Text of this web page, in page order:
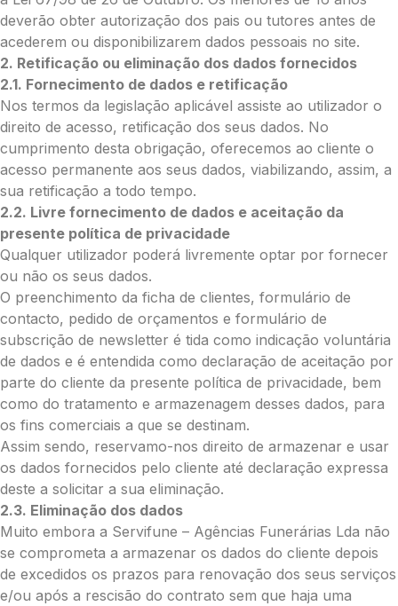
O que deseja enviar?
Ramo de Flores
Palma
Cruz
Coração
Ramo de Flores:
Opção 1 (€25)
Opção 2 (€30)
Opção 3 (€35)
Opção 4 (€40)
Opção 5 (€45)
Opção 6 (€50)
Opção 7 (€55)
Opção 8 (€60)
Opção 9 (€65)
Palma:
Pequena (€85)
Média (€100)
Grande (€115)
Cruz:
Pequena (€85)
Média (€100)
Grande (€115)
Coração:
deverão obter autorização dos pais ou tutores antes de
acederem ou disponibilizarem dados pessoais no site.
2. Retificação ou eliminação dos dados fornecidos
2.1. Fornecimento de dados e retificação
Nos termos da legislação aplicável assiste ao utilizador o
direito de acesso, retificação dos seus dados. No
cumprimento desta obrigação, oferecemos ao cliente o
acesso permanente aos seus dados, viabilizando, assim, a
sua retificação a todo tempo.
2.2. Livre fornecimento de dados e aceitação da
presente política de privacidade
Qualquer utilizador poderá livremente optar por fornecer
ou não os seus dados.
O preenchimento da ficha de clientes, formulário de
contacto, pedido de orçamentos e formulário de
subscrição de newsletter é tida como indicação voluntária
de dados e é entendida como declaração de aceitação por
parte do cliente da presente política de privacidade, bem
como do tratamento e armazenagem desses dados, para
os fins comerciais a que se destinam.
Assim sendo, reservamo-nos direito de armazenar e usar
os dados fornecidos pelo cliente até declaração expressa
deste a solicitar a sua eliminação.
2.3. Eliminação dos dados
Muito embora a Servifune – Agências Funerárias Lda não
se comprometa a armazenar os dados do cliente depois
de excedidos os prazos para renovação dos seus serviços
e/ou após a rescisão do contrato sem que haja uma